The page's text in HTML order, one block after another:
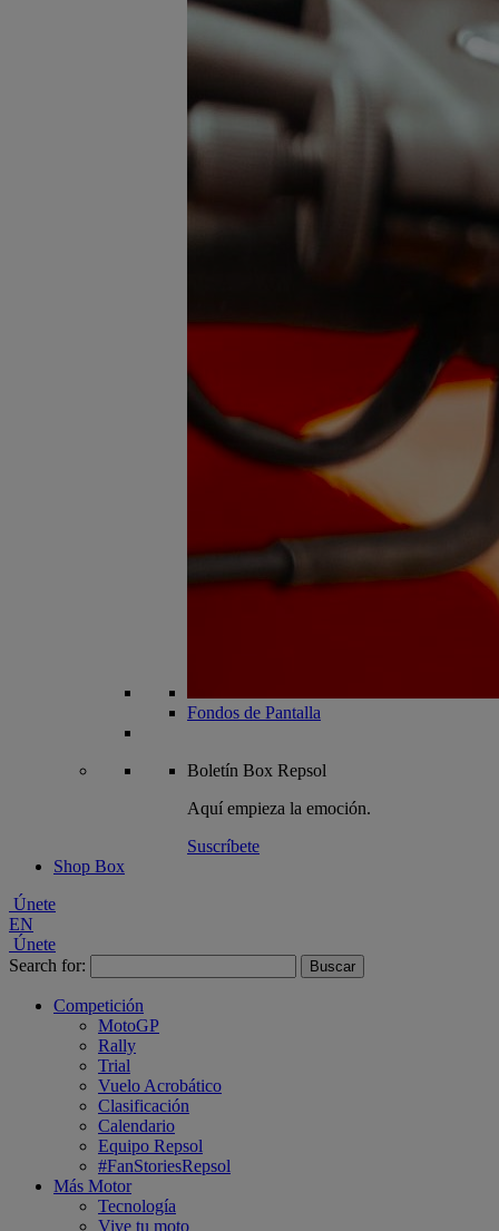
Fondos de Pantalla
Boletín Box Repsol
Aquí empieza la emoción.
Suscríbete
Shop Box
Únete
EN
Únete
Search for:
Competición
MotoGP
Rally
Trial
Vuelo Acrobático
Clasificación
Calendario
Equipo Repsol
#FanStoriesRepsol
Más Motor
Tecnología
Vive tu moto